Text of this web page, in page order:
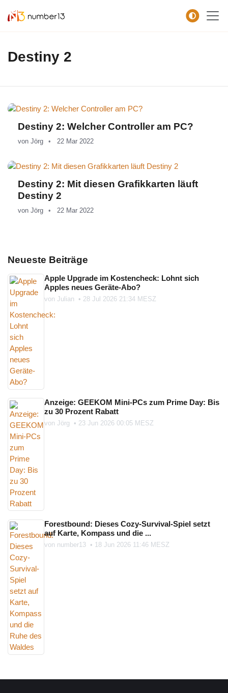
Destiny 2
Destiny 2: Welcher Controller am PC?
von Jörg 22 Mar 2022
Destiny 2: Mit diesen Grafikkarten läuft
Destiny 2
von Jörg 22 Mar 2022
Neueste Beiträge
Apple Upgrade im Kostencheck: Lohnt sich
Apples neues Geräte-Abo?
von Julian • 28 Jul 2026 21:34 MESZ
Anzeige: GEEKOM Mini-PCs zum Prime Day: Bis
zu 30 Prozent Rabatt
von Jörg • 23 Jun 2026 00:05 MESZ
Forestbound: Dieses Cozy-Survival-Spiel setzt
auf Karte, Kompass und die ...
von number13 • 18 Jun 2026 11:46 MESZ